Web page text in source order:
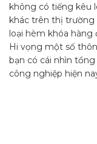
không có tiếng kêu
khác trên thị trường
loại hèm khóa hàng
Hi vọng một số
bạn có cái nhìn
công nghiệp hiện